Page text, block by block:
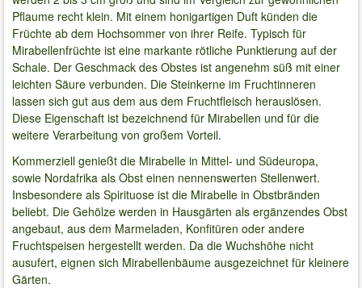
Pflaume recht klein. Mit einem honigartigen Duft künden die
Früchte ab dem Hochsommer von ihrer Reife. Typisch für
Mirabellenfrüchte ist eine markante rötliche Punktierung auf der
Schale. Der Geschmack des Obstes ist angenehm süß mit einer
leichten Säure verbunden. Die Steinkerne im Fruchtinneren
lassen sich gut aus dem aus dem Fruchtfleisch herauslösen.
Diese Eigenschaft ist bezeichnend für Mirabellen und für die
weitere Verarbeitung von großem Vorteil.
Kommerziell genießt die Mirabelle in Mittel- und Südeuropa,
sowie Nordafrika als Obst einen nennenswerten Stellenwert.
Insbesondere als Spirituose ist die Mirabelle in Obstbränden
beliebt. Die Gehölze werden in Hausgärten als ergänzendes Obst
angebaut, aus dem Marmeladen, Konfitüren oder andere
Fruchtspeisen hergestellt werden. Da die Wuchshöhe nicht
ausufert, eignen sich Mirabellenbäume ausgezeichnet für kleinere
Gärten.